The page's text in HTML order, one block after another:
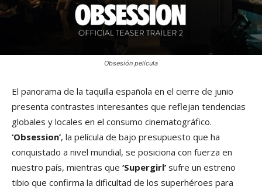
Obsesión película
El panorama de la taquilla española en el cierre de junio
presenta contrastes interesantes que reflejan tendencias
globales y locales en el consumo cinematográfico.
‘Obsession’, la película de bajo presupuesto que ha
conquistado a nivel mundial, se posiciona con fuerza en
nuestro país, mientras que ‘Supergirl’ sufre un estreno
tibio que confirma la dificultad de los superhéroes para